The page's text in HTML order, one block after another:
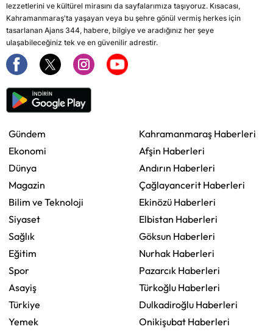
lezzetlerini ve kültürel mirasını da sayfalarımıza taşıyoruz. Kısacası,
Kahramanmaraş'ta yaşayan veya bu şehre gönül vermiş herkes için
tasarlanan Ajans 344, habere, bilgiye ve aradığınız her şeye
ulaşabileceğiniz tek ve en güvenilir adrestir.
Gündem
Ekonomi
Dünya
Magazin
Bilim ve Teknoloji
Siyaset
Sağlık
Eğitim
Spor
Asayiş
Türkiye
Yemek
Kahramanmaraş Haberleri
Afşin Haberleri
Andırın Haberleri
Çağlayancerit Haberleri
Ekinözü Haberleri
Elbistan Haberleri
Göksun Haberleri
Nurhak Haberleri
Pazarcık Haberleri
Türkoğlu Haberleri
Dulkadiroğlu Haberleri
Onikişubat Haberleri